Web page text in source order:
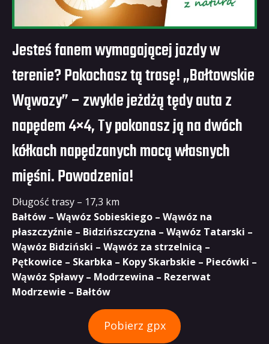
Jesteś fanem wymagającej jazdy w
terenie? Pokochasz tą trasę! „Bałtowskie
Wąwozy” – zwykle jeżdżą tędy auta z
napędem 4×4, Ty pokonasz ją na dwóch
kółkach napędzanych mocą własnych
mięśni. Powodzenia!
Długość trasy – 17,3 km
Bałtów – Wąwóz Sobieskiego – Wąwóz na
płaszczyźnie – Bidzińszczyzna – Wąwóz Tatarski –
Wąwóz Bidziński – Wąwóz za strzelnicą –
Pętkowice – Skarbka – Kopy Skarbskie – Piecówki –
Wąwóz Spławy – Modrzewina – Rezerwat
Modrzewie – Bałtów
Pobierz gpx